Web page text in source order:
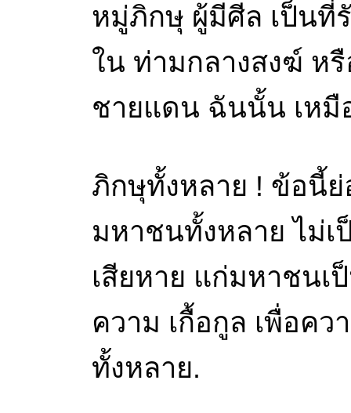
หมู่ภิกษุ ผู้มีศีล เป็นที่
ใน ท่ามกลางสงฆ์ ห
ชายแดน ฉันนั้น เหมื
ภิกษุทั้งหลาย ! ข้อนี้ย่
มหาชนทั้งหลาย ไม่เ
เสียหาย แก่มหาชนเ
ความ เกื้อกูล เพื่อค
ทั้งหลาย.